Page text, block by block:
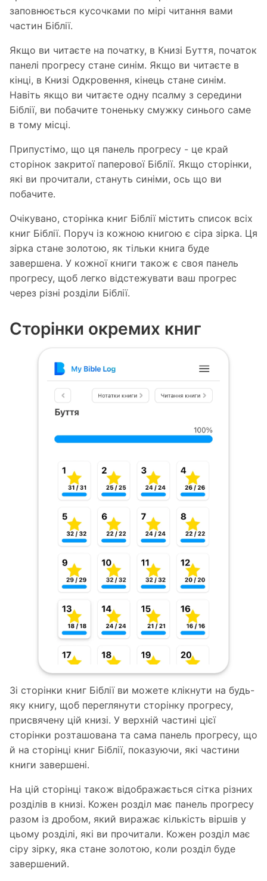
заповнюється кусочками по мірі читання вами
частин Біблії.
Якщо ви читаєте на початку, в Книзі Буття, початок
панелі прогресу стане синім. Якщо ви читаєте в
кінці, в Книзі Одкровення, кінець стане синім.
Навіть якщо ви читаєте одну псалму з середини
Біблії, ви побачите тоненьку смужку синього саме
в тому місці.
Припустімо, що ця панель прогресу - це край
сторінок закритої паперової Біблії. Якщо сторінки,
які ви прочитали, стануть синіми, ось що ви
побачите.
Очікувано, сторінка книг Біблії містить список всіх
книг Біблії. Поруч із кожною книгою є сіра зірка. Ця
зірка стане золотою, як тільки книга буде
завершена. У кожної книги також є своя панель
прогресу, щоб легко відстежувати ваш прогрес
через різні розділи Біблії.
Сторінки окремих книг
Зі сторінки книг Біблії ви можете клікнути на будь-
яку книгу, щоб переглянути сторінку прогресу,
присвячену цій книзі. У верхній частині цієї
сторінки розташована та сама панель прогресу, що
й на сторінці книг Біблії, показуючи, які частини
книги завершені.
На цій сторінці також відображається сітка різних
розділів в книзі. Кожен розділ має панель прогресу
разом із дробом, який виражає кількість віршів у
цьому розділі, які ви прочитали. Кожен розділ має
сіру зірку, яка стане золотою, коли розділ буде
завершений.